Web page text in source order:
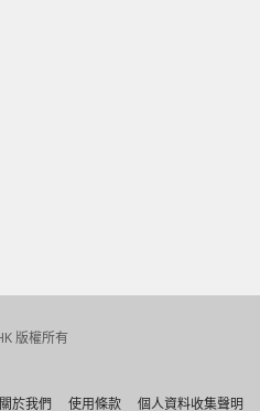
版權所有
關於我們 使用條款 個人資料收集聲明